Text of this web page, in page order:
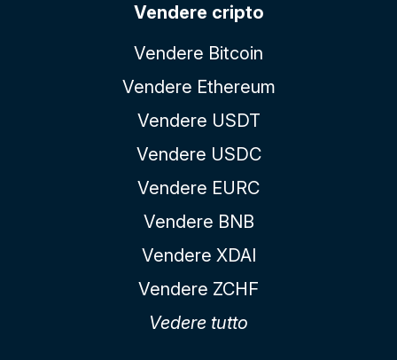
Vendere cripto
Vendere Bitcoin
Vendere Ethereum
Vendere USDT
Vendere USDC
Vendere EURC
Vendere BNB
Vendere XDAI
Vendere ZCHF
Vedere tutto